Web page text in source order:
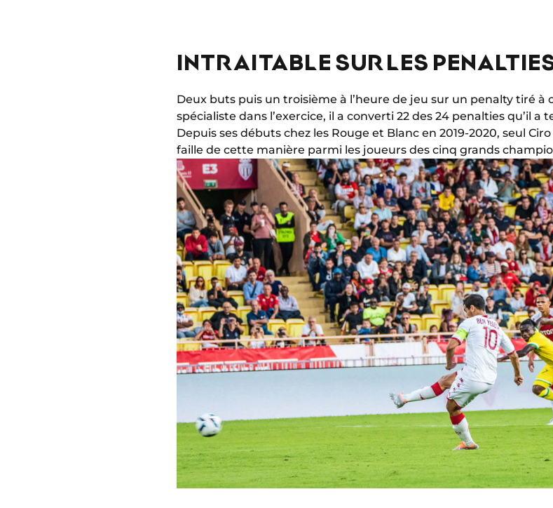
INTRAITABLE SUR LES
Deux buts puis un troisième à l’heure de jeu sur un penalty tiré à
spécialiste dans l’exercice, il a converti 22 des 24 penalties qu’il a
Depuis ses débuts chez les Rouge et Blanc en 2019-2020, seul
faille de cette manière parmi les joueurs des cinq grands